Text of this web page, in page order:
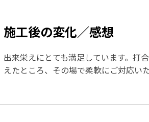
施工後の変化／感想
出来栄えにとても満足しています。打
えたところ、その場で柔軟にご対応い